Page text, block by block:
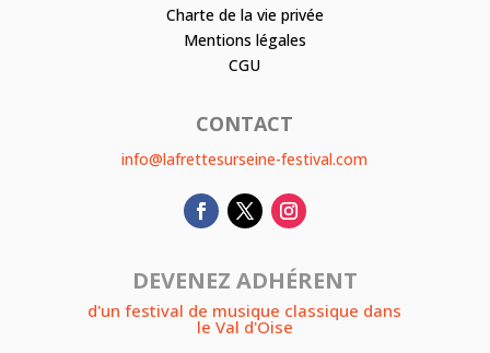
Charte de la vie privée
Mentions légales
CGU
CONTACT
info@lafrettesurseine-festival.com
DEVENEZ ADHÉRENT
d'un festival de musique classique dans
le Val d'Oise